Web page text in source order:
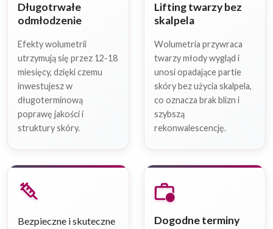
Długotrwałe
odmłodzenie
Efekty wolumetrii
utrzymują się przez 12-18
miesięcy, dzięki czemu
inwestujesz w
długoterminową
poprawę jakości i
struktury skóry.
Lifting twarzy bez
skalpela
Wolumetria przywraca
twarzy młody wygląd i
unosi opadające partie
skóry bez użycia skalpela,
co oznacza brak blizn i
szybszą
rekonwalescencję.
syringe
Bezpieczne i skuteczne
work_history
Dogodne terminy